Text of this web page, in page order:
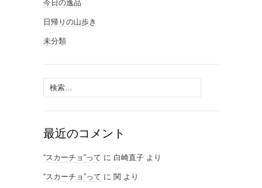
今日の逸品
日帰りの山歩き
未分類
検
索:
最近のコメント
“スカーチョ”って に 白崎直子 より
“スカーチョ”って に 関 より